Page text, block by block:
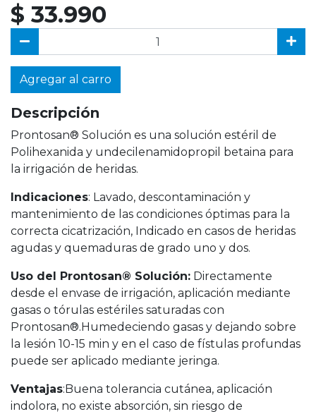
$ 33.990
Agregar al carro
Descripción
Prontosan® Solución es una solución estéril de
Polihexanida y undecilenamidopropil betaina para
la irrigación de heridas.
Indicaciones: Lavado, descontaminación y
mantenimiento de las condiciones óptimas para la
correcta cicatrización, Indicado en casos de heridas
agudas y quemaduras de grado uno y dos.
Uso del Prontosan® Solución: Directamente
desde el envase de irrigación, aplicación mediante
gasas o tórulas estériles saturadas con
Prontosan®.Humedeciendo gasas y dejando sobre
la lesión 10-15 min y en el caso de fístulas profundas
puede ser aplicado mediante jeringa.
Ventajas:Buena tolerancia cutánea, aplicación
indolora, no existe absorción, sin riesgo de